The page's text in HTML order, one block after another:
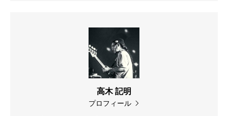
高木 記明
プロフィール